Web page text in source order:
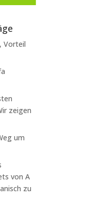
Vorteil
zeigen
um
von A
zu